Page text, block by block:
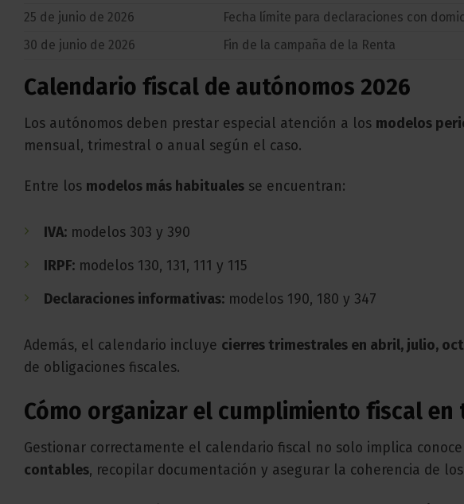
25 de junio de 2026
Fecha límite para declaraciones con
30 de junio de 2026
Fin de la campaña de la Renta
Calendario fiscal de autónomos 2026
Los autónomos deben prestar especial atención a los modelos
mensual, trimestral o anual según el caso.
Entre los modelos más habituales se encuentran:
IVA: modelos 303 y 390
IRPF: modelos 130, 131, 111 y 115
Declaraciones informativas: modelos 190, 180 y 347
Además, el calendario incluye cierres trimestrales en abril, julio,
de obligaciones fiscales.
Cómo organizar el cumplimiento fiscal en
Gestionar correctamente el calendario fiscal no solo implica
contables, recopilar documentación y asegurar la coherencia de